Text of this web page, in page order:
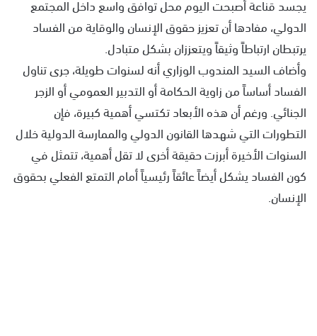
الدولي، مفادها أن تعزيز حقوق الإنسان والوقاية من الفساد
يرتبطان ارتباطاً وثيقاً ويتعززان بشكل متبادل.
وأضاف السيد المندوب الوزاري أنه لسنوات طويلة، جرى تناول
الفساد أساساً من زاوية الحكامة أو التدبير العمومي أو الزجر
الجنائي. ورغم أن هذه الأبعاد تكتسي أهمية كبيرة، فإن
التطورات التي شهدها القانون الدولي والممارسة الدولية خلال
السنوات الأخيرة أبرزت حقيقة أخرى لا تقل أهمية، تتمثل في
كون الفساد يشكل أيضاً عائقاً رئيسياً أمام التمتع الفعلي بحقوق
الإنسان.